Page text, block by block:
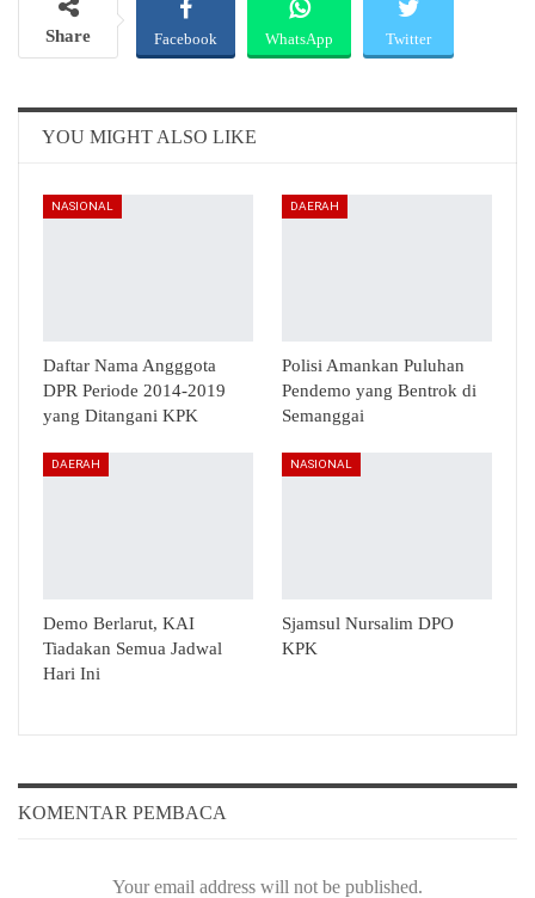
Share Facebook WhatsApp Twitter
YOU MIGHT ALSO LIKE
NASIONAL
Daftar Nama Angggota
DPR Periode 2014-2019
yang Ditangani KPK
DAERAH
Polisi Amankan Puluhan
Pendemo yang Bentrok di
Semanggai
DAERAH
Demo Berlarut, KAI
Tiadakan Semua Jadwal
Hari Ini
NASIONAL
Sjamsul Nursalim DPO
KPK
KOMENTAR PEMBACA
Your email address will not be published.